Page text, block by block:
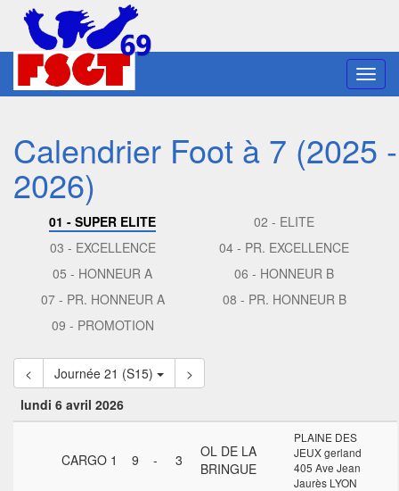
Calendrier Foot à 7 (2025 -
2026)
01 - SUPER ELITE
02 - ELITE
03 - EXCELLENCE
04 - PR. EXCELLENCE
05 - HONNEUR A
06 - HONNEUR B
07 - PR. HONNEUR A
08 - PR. HONNEUR B
09 - PROMOTION
< Journée 21 (S15)
>
lundi 6 avril 2026
CARGO 1 9 - 3
OL DE LA
BRINGUE
PLAINE DES
JEUX gerland
405 Ave Jean
Jaurès LYON